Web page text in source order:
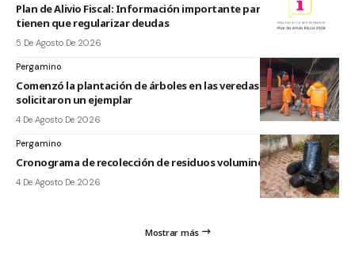
Plan de Alivio Fiscal: Información importante para quienes
tienen que regularizar deudas
5 De Agosto De 2026
Pergamino
Comenzó la plantación de árboles en las veredas de vecinos que
solicitaron un ejemplar
4 De Agosto De 2026
Pergamino
Cronograma de recolección de residuos voluminosos de agosto
4 De Agosto De 2026
Mostrar más